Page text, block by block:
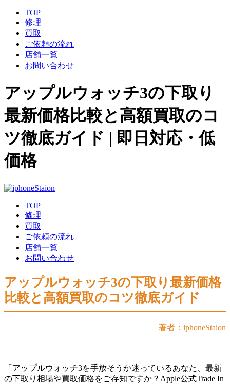
TOP
修理
買取
ご依頼の流れ
店舗一覧
お問い合わせ
アップルウォッチ3の下取り
最新価格比較と高額買取のコ
ツ徹底ガイド | 即日対応・低
価格
TOP
修理
買取
ご依頼の流れ
店舗一覧
お問い合わせ
アップルウォッチ3の下取り最新価格
比較と高額買取のコツ徹底ガイド
著者：iphoneStaion
「アップルウォッチ3を手放そうか迷っているあなた、最新
の下取り相場や買取価格をご存知ですか？Apple公式Trade In